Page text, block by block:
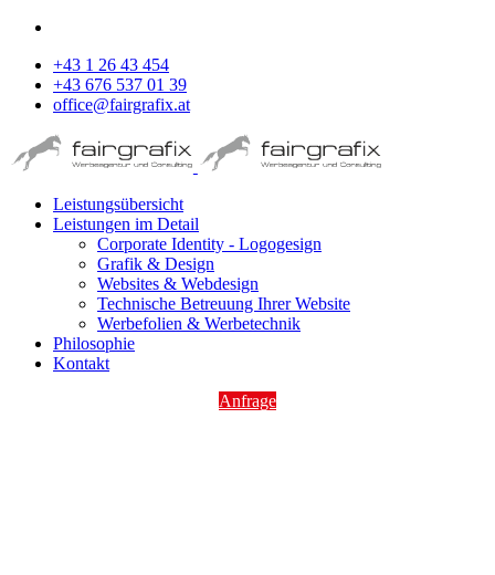
+43 1 26 43 454
+43 676 537 01 39
office@fairgrafix.at
Leistungsübersicht
Leistungen im Detail
Corporate Identity - Logogesign
Grafik & Design
Websites & Webdesign
Technische Betreuung Ihrer Website
Werbefolien & Werbetechnik
Philosophie
Kontakt
Anfrage